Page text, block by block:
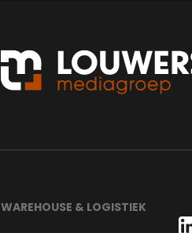
WAREHOUSE & LOGISTIEK